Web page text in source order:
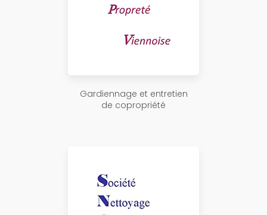
Gardiennage et entretien
de copropriété